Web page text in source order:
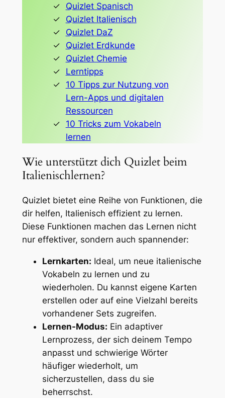
Quizlet Spanisch
Quizlet Italienisch
Quizlet DaZ
Quizlet Erdkunde
Quizlet Chemie
Lerntipps
10 Tipps zur Nutzung von
Lern-Apps und digitalen
Ressourcen
10 Tricks zum Vokabeln
lernen
Wie unterstützt dich Quizlet beim
Italienischlernen?
Quizlet bietet eine Reihe von Funktionen, die
dir helfen, Italienisch effizient zu lernen.
Diese Funktionen machen das Lernen nicht
nur effektiver, sondern auch spannender:
Lernkarten: Ideal, um neue italienische
Vokabeln zu lernen und zu
wiederholen. Du kannst eigene Karten
erstellen oder auf eine Vielzahl bereits
vorhandener Sets zugreifen.
Lernen-Modus: Ein adaptiver
Lernprozess, der sich deinem Tempo
anpasst und schwierige Wörter
häufiger wiederholt, um
sicherzustellen, dass du sie
beherrschst.